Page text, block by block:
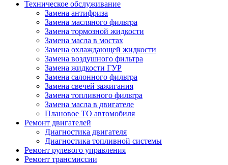
Техническое обслуживание
Замена антифриза
Замена масляного фильтра
Замена тормозной жидкости
Замена масла в мостах
Замена охлаждающей жидкости
Замена воздушного фильтра
Замена жидкости ГУР
Замена салонного фильтра
Замена свечей зажигания
Замена топливного фильтра
Замена масла в двигателе
Плановое ТО автомобиля
Ремонт двигателей
Диагностика двигателя
Диагностика топливной системы
Ремонт рулевого управления
Ремонт трансмиссии